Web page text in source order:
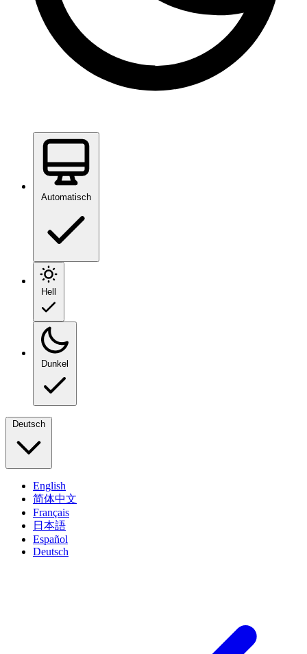
Automatisch
Hell
Dunkel
Deutsch
English
简体中文
Français
日本語
Español
Deutsch